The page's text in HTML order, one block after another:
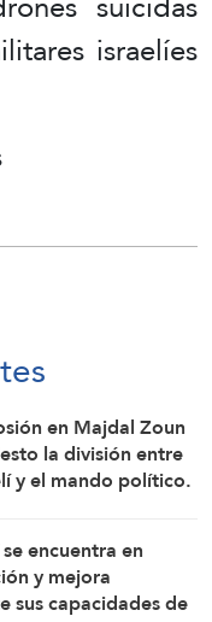
israelíes
en Majdal Zoun
la división entre
y el mando político.
encuentra en
y mejora
sus capacidades de